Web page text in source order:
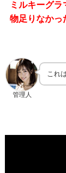
ミルキーグ
物足りなかっ
管理人
これ